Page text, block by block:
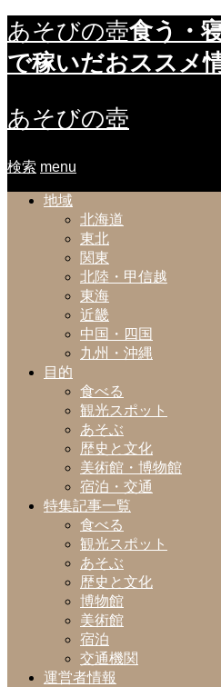
あそびの壺食う・
で稼いだおススメ
あそびの壺
検索 menu
地域
北海道
東北
関東
北陸・甲信越
東海
近畿
中国・四国
九州・沖縄
目的
食べる
観光スポット
あそぶ
歴史と文化
美術館・博物館
宿泊・交通
特集記事一覧
食べる
観光スポット
あそぶ
歴史と文化
博物館
美術館
宿泊
交通機関
運営者情報